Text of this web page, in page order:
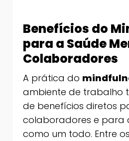
Benefícios do
para a Saúde
Colaboradores
A prática do
ambiente de trabalho
de benefícios diretos
colaboradores e para
como um todo. Entre